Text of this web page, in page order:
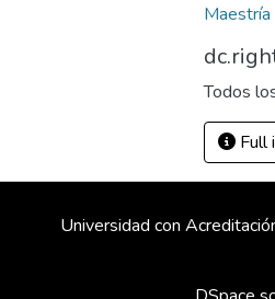
Maestría
Todos
Full
Universidad con